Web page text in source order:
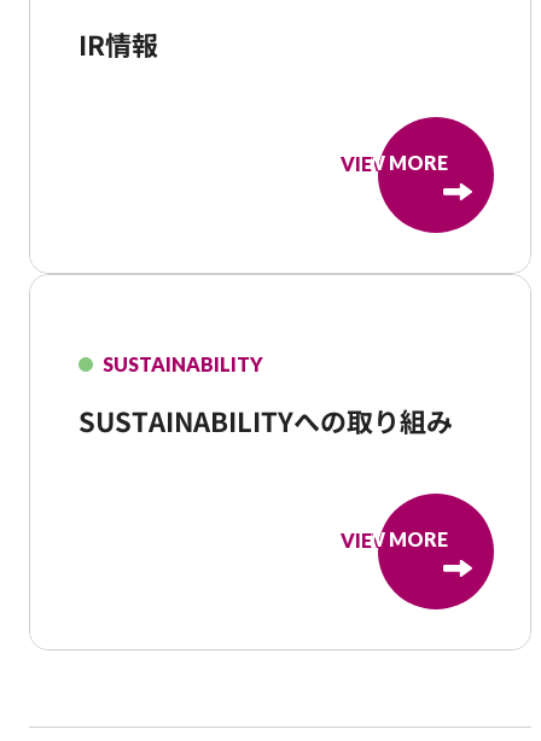
IR情報
VIEW MORE
VIEW MORE
SUSTAINABILITY
SUSTAINABILITYへの取り組み
VIEW MORE
VIEW MORE